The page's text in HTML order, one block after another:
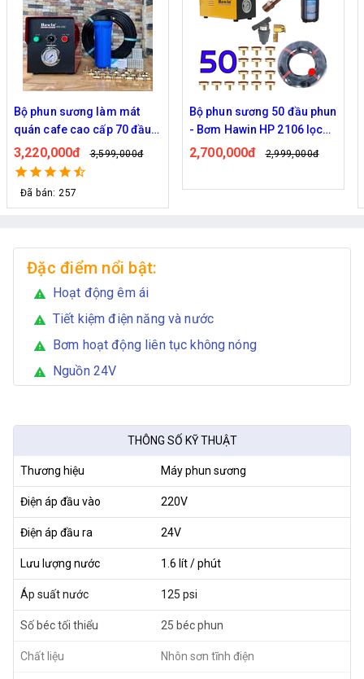
Bộ phun sương làm mát
quán cafe cao cấp 70 đầu
phun
3,220,000đ 3,599,000đ
Đã bán: 257
Bộ phun sương 50 đầu phun
- Bơm Hawin HP 2106 lọc
rác 50M dây
2,700,000đ 2,999,000đ
Đặc điểm nổi bật:
warning Hoạt động êm ái
warning Tiết kiệm điện năng và nước
warning Bơm hoạt động liên tục không nóng
warning Nguồn 24V
THÔNG SỐ KỸ THUẬT
Thương hiệu Máy phun sương
Điện áp đầu vào 220V
Điện áp đầu ra 24V
Lưu lượng nước 1.6 lít / phút
Áp suất nước 125 psi
Số béc tối thiểu 25 béc phun
Chất liệu Nhôn sơn tĩnh điện